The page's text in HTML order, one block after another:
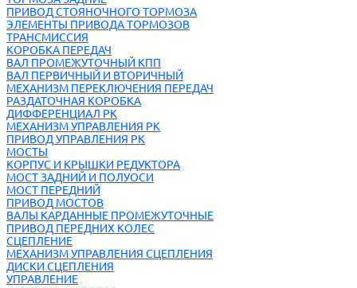
ПРИВОД СТОЯНОЧНОГО ТОРМОЗА
ЭЛЕМЕНТЫ ПРИВОДА ТОРМОЗОВ
ТРАНСМИССИЯ
КОРОБКА ПЕРЕДАЧ
ВАЛ ПРОМЕЖУТОЧНЫЙ КПП
ВАЛ ПЕРВИЧНЫЙ И ВТОРИЧНЫЙ
МЕХАНИЗМ ПЕРЕКЛЮЧЕНИЯ ПЕРЕДАЧ
РАЗДАТОЧНАЯ КОРОБКА
ДИФФЕРЕНЦИАЛ РК
МЕХАНИЗМ УПРАВЛЕНИЯ РК
ПРИВОД УПРАВЛЕНИЯ РК
МОСТЫ
КОРПУС И КРЫШКИ РЕДУКТОРА
МОСТ ЗАДНИЙ И ПОЛУОСИ
МОСТ ПЕРЕДНИЙ
ПРИВОД МОСТОВ
ВАЛЫ КАРДАННЫЕ ПРОМЕЖУТОЧНЫЕ
ПРИВОД ПЕРЕДНИХ КОЛЕС
СЦЕПЛЕНИЕ
МЕХАНИЗМ УПРАВЛЕНИЯ СЦЕПЛЕНИЯ
ДИСКИ СЦЕПЛЕНИЯ
УПРАВЛЕНИЕ